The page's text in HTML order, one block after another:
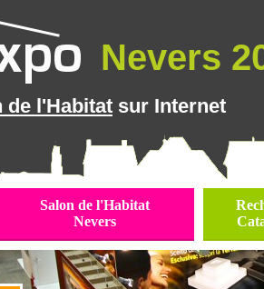
Nevers
de l'Habitat sur Internet
Salon de l'Habitat
Nevers